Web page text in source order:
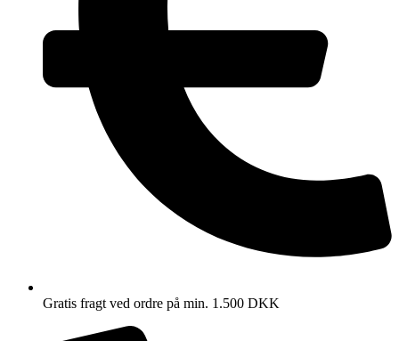
Gratis fragt ved ordre på min. 1.500 DKK